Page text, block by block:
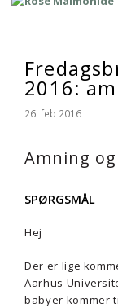
2016:
26. feb 2016
Amning
SPØRGSMÅL
Hej
Der er lige
Aarhus
babyer kommer